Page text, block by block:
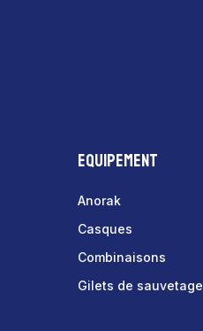
Equipement
Anorak
Casques
Combinaisons
Gilets de sauvetage